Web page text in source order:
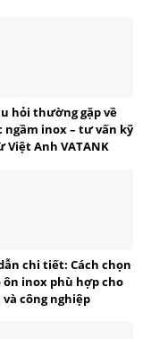
hỏi thường gặp về
ngầm inox – tư vấn kỹ
Anh VATANK
chi tiết: Cách chọn
ôn inox phù hợp cho
công nghiệp